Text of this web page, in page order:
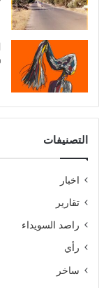
التصنيفات
اخبار
تقارير
راصد السويداء
رأي
ساخر